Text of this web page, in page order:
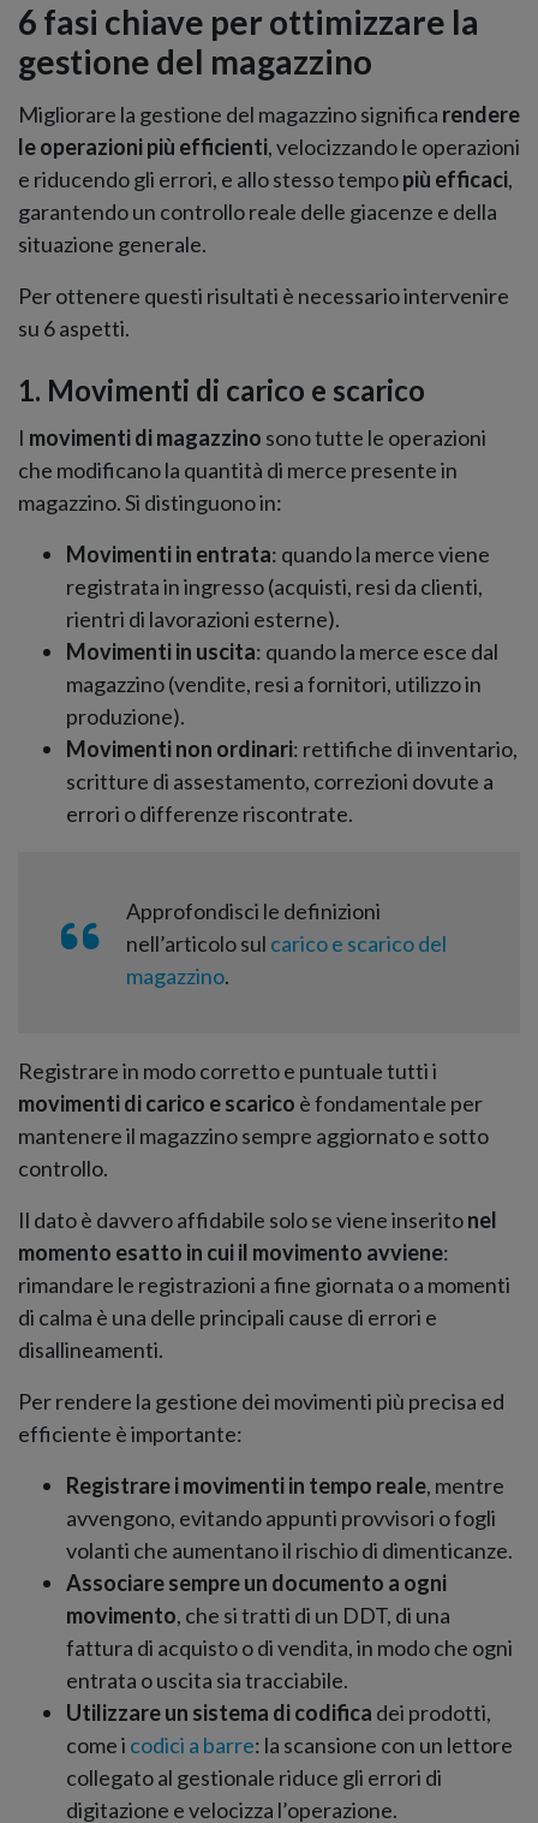
6 fasi chiave per ottimizzare la
gestione del magazzino
Migliorare la gestione del magazzino significa rendere
le operazioni più efficienti, velocizzando le operazioni
e riducendo gli errori, e allo stesso tempopiù efficaci,
garantendo un controllo reale delle giacenze e della
situazione generale.
Per ottenere questi risultati è necessario intervenire
su 6 aspetti.
1. Movimenti di carico e scarico
I movimenti di magazzino sono tutte le operazioni
che modificano la quantità di merce presente in
magazzino. Si distinguono in:
Movimenti in entrata: quando la merce viene
registrata in ingresso (acquisti, resi da clienti,
rientri di lavorazioni esterne).
Movimenti in uscita: quando la merce esce dal
magazzino (vendite, resi a fornitori, utilizzo in
produzione).
Movimenti non ordinari: rettifiche di inventario,
scritture di assestamento, correzioni dovute a
errori o differenze riscontrate.
Approfondisci le definizioni
nell’articolo sul carico e scarico del
magazzino.
Registrare in modo corretto e puntuale tutti i
movimenti di carico e scarico è fondamentale per
mantenere il magazzino sempre aggiornato e sotto
controllo.
Il dato è davvero affidabile solo se viene inseritonel
momento esatto in cui il movimento avviene:
rimandare le registrazioni a fine giornata o a momenti
di calma è una delle principali cause di errori e
disallineamenti.
Per rendere la gestione dei movimenti più precisa ed
efficiente è importante:
Registrare i movimenti in tempo reale, mentre
avvengono, evitando appunti provvisori o fogli
volanti che aumentano il rischio di dimenticanze.
Associare sempre un documento a ogni
movimento, che si tratti di un DDT, di una
fattura di acquisto o di vendita, in modo che ogni
entrata o uscita sia tracciabile.
Utilizzare un sistema di codifica dei prodotti,
come i codici a barre: la scansione con un lettore
collegato al gestionale riduce gli errori di
digitazione e velocizza l’operazione.